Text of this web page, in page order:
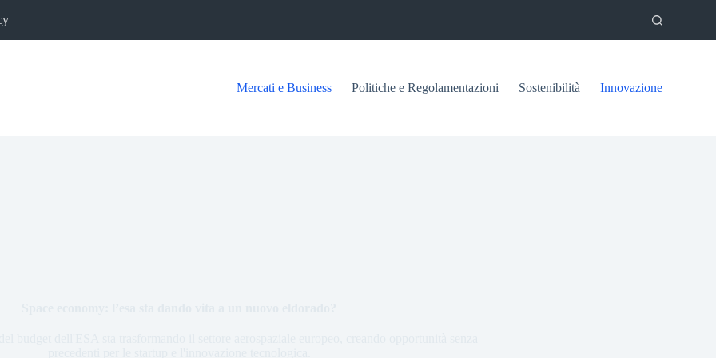
Mercati e Business Politiche e Regolamentazioni Sostenibilità Innovazione